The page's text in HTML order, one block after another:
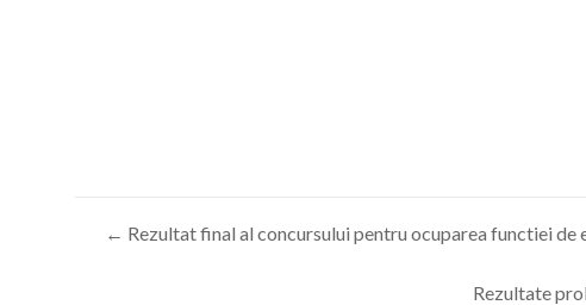
← Rezultat final al concursului pentru ocuparea functiei
Rezultate